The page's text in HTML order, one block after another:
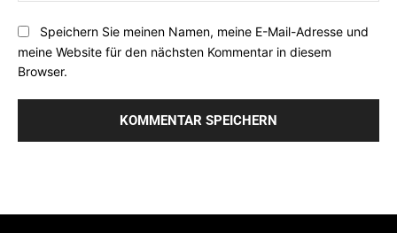
Speichern Sie meinen Namen, meine E-Mail-Adresse und
meine Website für den nächsten Kommentar in diesem
Browser.